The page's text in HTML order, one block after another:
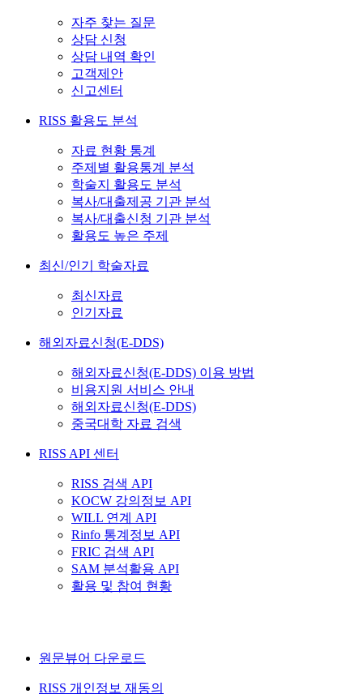
자주 찾는 질문
상담 신청
상담 내역 확인
고객제안
신고센터
RISS 활용도 분석
자료 현황 통계
주제별 활용통계 분석
학술지 활용도 분석
복사/대출제공 기관 분석
복사/대출신청 기관 분석
활용도 높은 주제
최신/인기 학술자료
최신자료
인기자료
해외자료신청(E-DDS)
해외자료신청(E-DDS) 이용 방법
비용지원 서비스 안내
해외자료신청(E-DDS)
중국대학 자료 검색
RISS API 센터
RISS 검색 API
KOCW 강의정보 API
WILL 연계 API
Rinfo 통계정보 API
FRIC 검색 API
SAM 분석활용 API
활용 및 참여 현황
원문뷰어 다운로드
RISS 개인정보 재동의